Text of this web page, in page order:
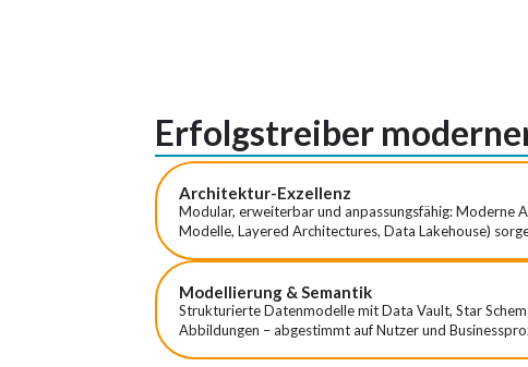
Erfolgstreiber
Architektur-Exzellenz
Modular, erweiterbar und anpassungsfähig: Moderne
Modelle, Layered Architectures, Data Lakehouse)
Modellierung & Semantik
Strukturierte Datenmodelle mit Data Vault, Star
Abbildungen – abgestimmt auf Nutzer und